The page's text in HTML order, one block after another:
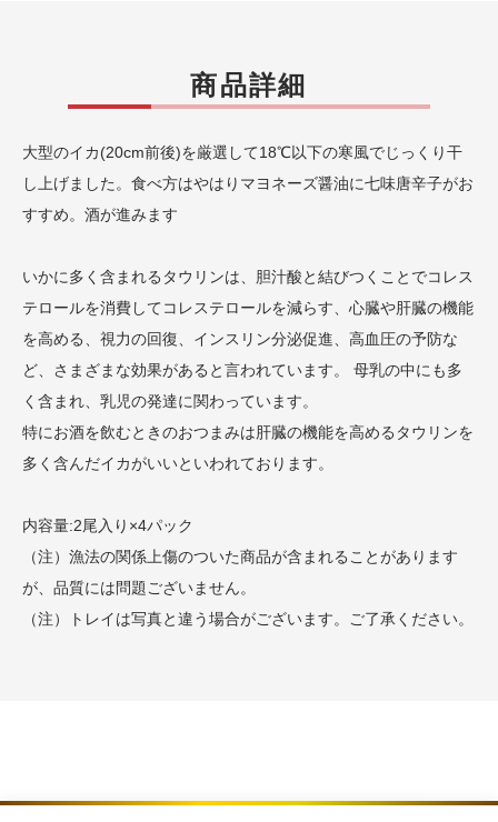
商品詳細
大型のイカ(20cm前後)を厳選して18℃以下の寒風でじっくり干
し上げました。食べ方はやはりマヨネーズ醤油に七味唐辛子がお
すすめ。酒が進みます
いかに多く含まれるタウリンは、胆汁酸と結びつくことでコレス
テロールを消費してコレステロールを減らす、心臓や肝臓の機能
を高める、視力の回復、インスリン分泌促進、高血圧の予防な
ど、さまざまな効果があると言われています。 母乳の中にも多
く含まれ、乳児の発達に関わっています。
特にお酒を飲むときのおつまみは肝臓の機能を高めるタウリンを
多く含んだイカがいいといわれております。
内容量:2尾入り×4パック
（注）漁法の関係上傷のついた商品が含まれることがあります
が、品質には問題ございません。
（注）トレイは写真と違う場合がございます。ご了承ください。